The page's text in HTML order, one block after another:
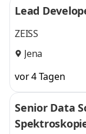
Lead
ZEISS
Jena
vor 4 Tagen
Senior Data